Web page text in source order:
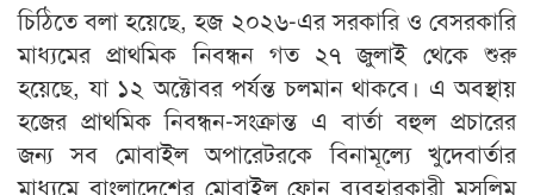
চিঠিতে বলা হয়েছে, হজ ২০২৬-এর সরকারি ও বেসরকারি
মাধ্যমের প্রাথমিক নিবন্ধন গত ২৭ জুলাই থেকে শুরু
হয়েছে, যা ১২ অক্টোবর পর্যন্ত চলমান থাকবে। এ অবস্থায়
হজের প্রাথমিক নিবন্ধন-সংক্রান্ত এ বার্তা বহুল প্রচারের
জন্য সব মোবাইল অপারেটরকে বিনামূল্যে খুদেবার্তার
মাধ্যমে বাংলাদেশের মোবাইল ফোন ব্যবহারকারী মুসলিম